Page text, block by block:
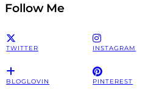
Follow Me
TWITTER INSTAGRAM
BLOGLOVIN PINTEREST